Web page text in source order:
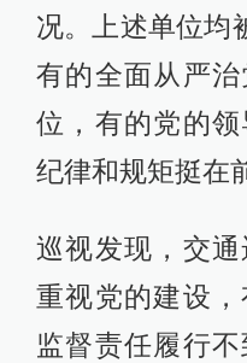
况。上述单位均
有的全面从严
位，有的党的
纪律和规矩挺在
巡视发现，交
重视党的建设
监督责任履行